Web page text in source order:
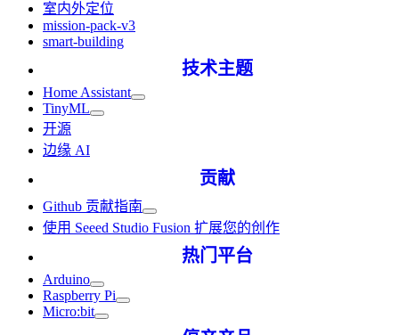
室内外定位
mission-pack-v3
smart-building
技术主题
Home Assistant
TinyML
开源
边缘 AI
贡献
Github 贡献指南
使用 Seeed Studio Fusion 扩展您的创作
热门平台
Arduino
Raspberry Pi
Micro:bit